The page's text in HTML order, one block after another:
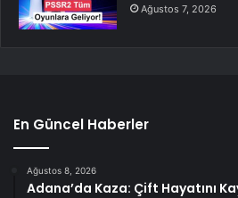
Ağustos 7, 2026
En Güncel Haberler
Ağustos 8, 2026
Adana’da Kaza: Çift Hayatını